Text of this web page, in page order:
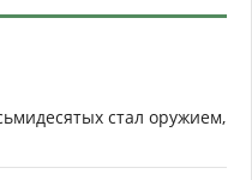
стал оружием,